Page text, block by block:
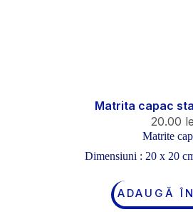
Matrita capac
20.00
Matrite
Dimensiuni : 20 x 20
ADAUGĂ